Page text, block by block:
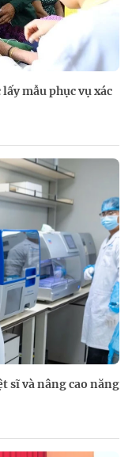
mẫu phục vụ xác
sĩ và nâng cao năng